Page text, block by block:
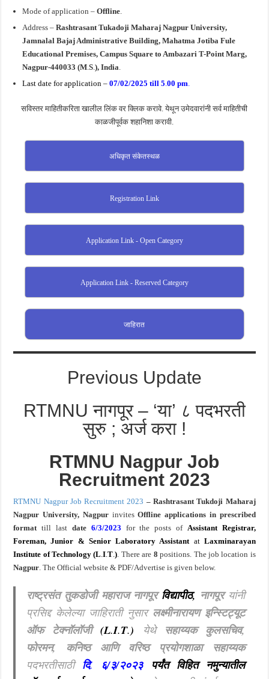
Mode of application –Offline
Address –Rashtrasant Tukadoji Maharaj Nagpur University,
Jamnalal Bajaj Administrative Building, Mahatma Jotiba Fule
Educational Premises, Campus Square to Ambazari T-Point Marg,
Nagpur-440033 (M .S .), India
Last date for application –07/02/2025 till 5 .00 pm
सविस्तर माहितीकरिता खालील लिंक वर क्लिक करावे. येथून उमेदवारांनी सर्व माहितीची
काळजीपूर्वक शहानिशा करावी.
अधिकृत संकेतस्थळ
Registration Link
Application Link - Open Category
Application Link - Reserved Category
जाहिरात
Previous Update
RTMNU नागपूर – ‘या’ ८ पदभरती
सुरु ; अर्ज करा !
RTMNU Nagpur Job
Recruitment 2023
RTMNU Nagpur Job Recruitment 2023 – Rashtrasant Tukdoji Maharaj
Nagpur University, NagpurinvitesOffline applications in prescribed
format till lastdate 6/3/2023 for the posts of Assistant Registrar,
Foreman, Junior & Senior Laboratory Assistant at Laxminarayan
Institute of Technology (L .I .T .) . There are 8 positions. The job location is
Nagpur . The Official website & PDF/Advertise is given below.
राष्ट्रसंत तुकडोजी महाराज नागपूरविद्यापीठ, नागपूर यांनी
प्रसिद्द केलेल्या जाहिराती नुसार लक्ष्मीनारायण इन्स्टिट्यूट
ऑफ टेक्नॉलॉजी (L.I.T.) येथेसहाय्यक कुलसचिव,
फोरमन, कनिष्ठ आणि वरिष्ठ प्रयोगशाळा सहाय्यक
पदभरतीसाठी दि. ६/३/२०२३पर्यंत विहित नमुन्यातील